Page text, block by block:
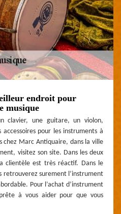
endroit pour
musique
clavier, une guitare, un violon,
pour les instruments à
chez Marc Antiquaire, dans la ville
visitez son site. Dans les deux
clientèle est très réactif. Dans le
retrouverez surement l’instrument
Pour l’achat d’instrument
à vous aider pour que vous